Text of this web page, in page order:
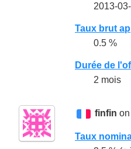
2013-
Taux brut
0.5 %
Durée de
2 mois
finfin
Taux